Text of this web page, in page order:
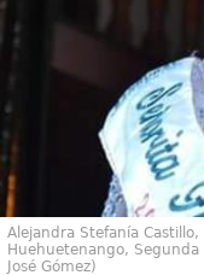
Alejandra Stefanía
Huehuetenango,
José Gómez)